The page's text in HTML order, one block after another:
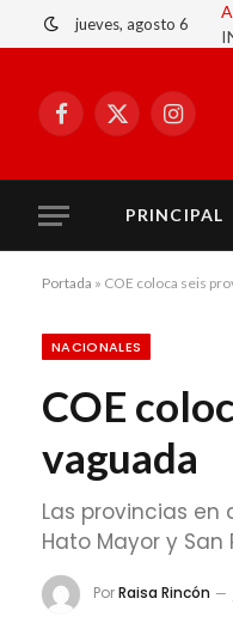
jueves, agosto 6
Facebook
X
PRINCIPAL
Portada » COE coloca seis
NACIONALES
COE
vaguada
Las provincias en
Hato Mayor y San
PorRaisa Rincón